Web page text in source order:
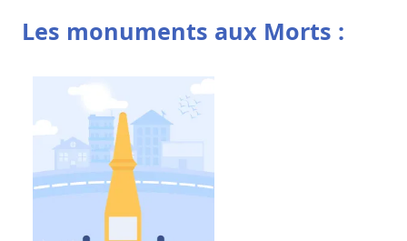
Les monuments aux Morts :